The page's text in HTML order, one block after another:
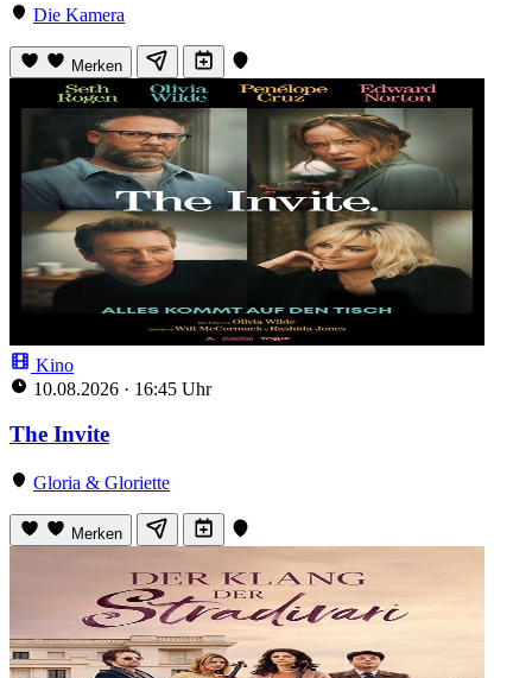
Die Kamera
Merken
Kino
10.08.2026 · 16:45 Uhr
The Invite
Gloria & Gloriette
Merken